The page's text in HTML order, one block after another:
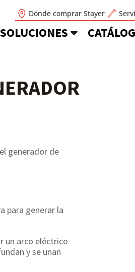
Dónde comprar Stayer
SOLUCIONES
generador de
para generar la
un arco eléctrico
y se unan